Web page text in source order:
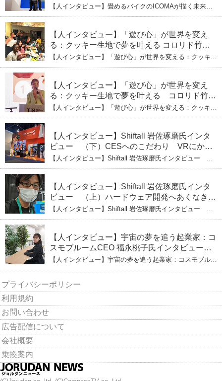
式会社ICOMAの代表取締役・生駒崇光
（上）「変形」に魅せられたデザイナーの軌
【人インタビュー】畳めるバイクのICOMAが描く未来
おもちゃの心で社会をデザイン：株式会社ICOMAの代表
ーの軌跡
【人インタビュー】「遊び心」が世界を変え
る：クッキー生地で夢を叶える コロリド竹内
ひとみ（下） 起業は「影響力」のため。愛と
笑いの子育て哲学
【人インタビュー】「遊び心」が世界を変える：クッキー
生地で夢を叶える コロリド竹内ひとみ（下） 起業は「影
【人インタビュー】「遊び心」が世界を変え
る：クッキー生地で夢を叶える コロリド竹内
ひとみ（上） クッキー生地に込めた「誰でも
できる」という哲学
【人インタビュー】「遊び心」が世界を変える：クッキー
生地で夢を叶える コロリド竹内ひとみ（上） クッキー
【人インタビュー】Shiftall 岩佐琢磨氏インタ
ビュー （下）CESへのこだわり VRにかけ
る未来
【人インタビュー】Shiftall 岩佐琢磨氏インタビュー
（下）CESへのこだわり VRにかける未来
【人インタビュー】Shiftall 岩佐琢磨氏インタ
ビュー （上）ハードウェア開発へあくなき挑
戦 その起業の経緯とは
【人インタビュー】Shiftall 岩佐琢磨氏インタビュー
（上）ハードウェア開発へあくなき挑戦 その起業の経緯
【人インタビュー】宇宙の夢を追う起業家：コ
スモブルームCEO 福永桃子氏インタビュー
（下）
【人インタビュー】宇宙の夢を追う起業家：コスモブルー
ムCEO 福永桃子氏インタビュー（下）
プライバシーポリシー
利用規約
お問い合わせ
広告配信について
会社概要
乗換案内